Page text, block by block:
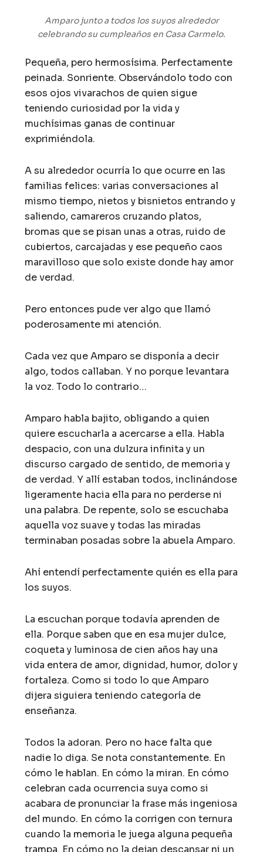
Amparo junto a todos los suyos alrededor
celebrando su cumpleaños en Casa Carmelo.
Pequeña, pero hermosísima. Perfectamente
peinada. Sonriente. Observándolo todo con
esos ojos vivarachos de quien sigue
teniendo curiosidad por la vida y
muchísimas ganas de continuar
exprimiéndola.
A su alrededor ocurría lo que ocurre en las
familias felices: varias conversaciones al
mismo tiempo, nietos y bisnietos entrando y
saliendo, camareros cruzando platos,
bromas que se pisan unas a otras, ruido de
cubiertos, carcajadas y ese pequeño caos
maravilloso que solo existe donde hay amor
de verdad.
Pero entonces pude ver algo que llamó
poderosamente mi atención.
Cada vez que Amparo se disponía a decir
algo, todos callaban. Y no porque levantara
la voz. Todo lo contrario…
Amparo habla bajito, obligando a quien
quiere escucharla a acercarse a ella. Habla
despacio, con una dulzura infinita y un
discurso cargado de sentido, de memoria y
de verdad. Y allí estaban todos, inclinándose
ligeramente hacia ella para no perderse ni
una palabra. De repente, solo se escuchaba
aquella voz suave y todas las miradas
terminaban posadas sobre la abuela Amparo.
Ahí entendí perfectamente quién es ella para
los suyos.
La escuchan porque todavía aprenden de
ella. Porque saben que en esa mujer dulce,
coqueta y luminosa de cien años hay una
vida entera de amor, dignidad, humor, dolor y
fortaleza. Como si todo lo que Amparo
dijera siguiera teniendo categoría de
enseñanza.
Todos la adoran. Pero no hace falta que
nadie lo diga. Se nota constantemente. En
cómo le hablan. En cómo la miran. En cómo
celebran cada ocurrencia suya como si
acabara de pronunciar la frase más ingeniosa
del mundo. En cómo la corrigen con ternura
cuando la memoria le juega alguna pequeña
trampa. En cómo no la dejan descansar ni un